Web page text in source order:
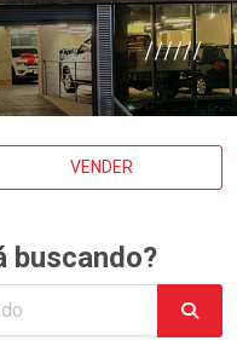
VENDER
buscando?